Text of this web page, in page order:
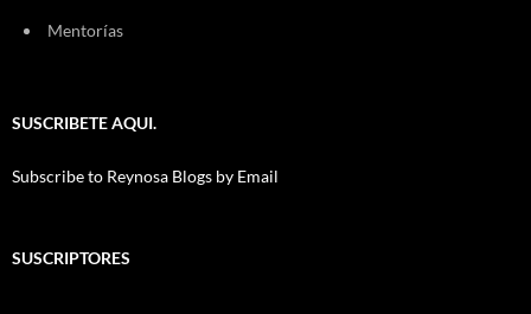
Mentorías
SUSCRIBETE AQUI.
Subscribe to Reynosa Blogs by Email
SUSCRIPTORES